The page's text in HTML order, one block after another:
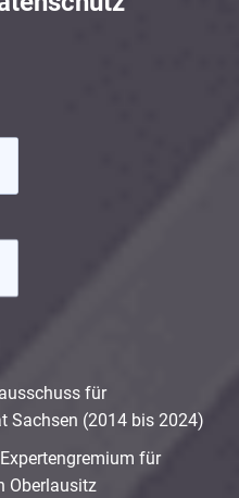
für
Sachsen (2014 bis 2024)
für
Oberlausitz